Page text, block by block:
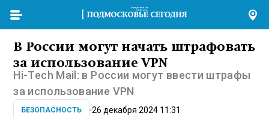
В России могут начать штрафовать
за использование VPN
Hi-Tech Mail: в России могут ввести штрафы
за использование VPN
БЕЗОПАСНОСТЬ 26 декабря 2024 11:31